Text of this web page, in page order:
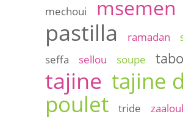
mechoui
msemen
pastilla ramadan
seffa
sellou soupe
tajine tajine
poulet
tride